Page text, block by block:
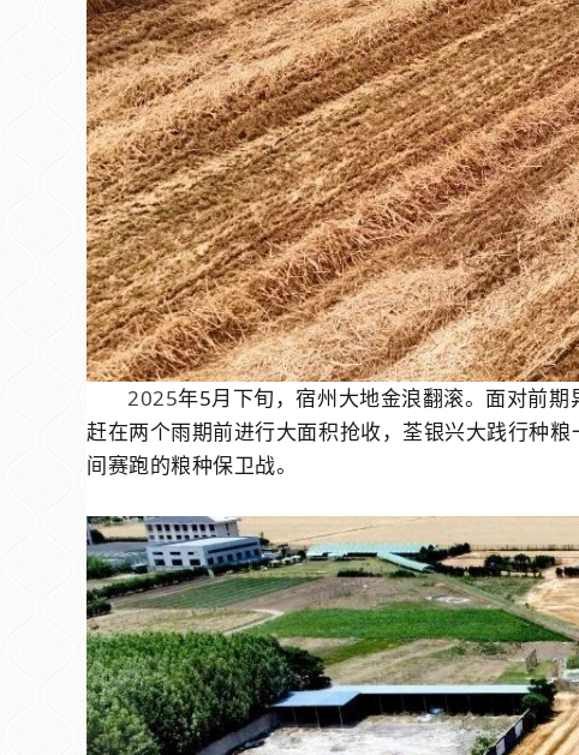
2025年5月下旬，宿州大地金浪翻滚。面对前
赶在两个雨期前进行大面积抢收，荃银兴大践行种
间赛跑的粮种保卫战。